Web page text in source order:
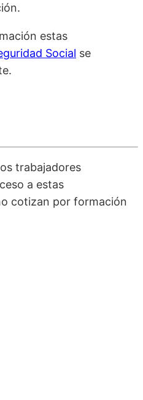
estas
Social se
trabajadores
a estas
cotizan por formación